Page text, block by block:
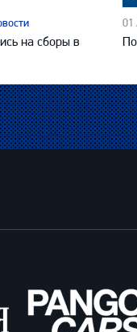
на сборы в
01